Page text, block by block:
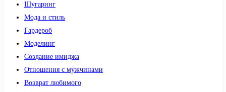
Шугаринг
Мода и стиль
Гардероб
Моделинг
Создание имиджа
Отношения с мужчинами
Возврат любимого